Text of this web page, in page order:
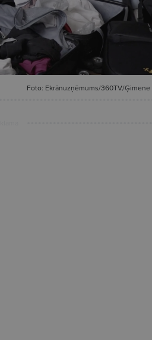
Foto: Ekrānuzņēmums/360TV/Ģimene